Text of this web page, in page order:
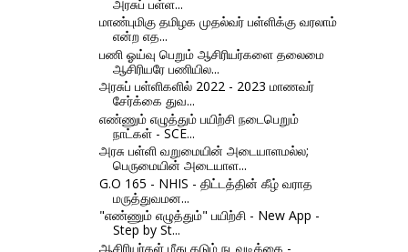
அரசுப் பள்ள...
மாண்புமிகு தமிழக முதல்வர் பள்ளிக்கு வரலாம்
என்ற எத...
பணி ஓய்வு பெறும் ஆசிரியர்களை தலைமை
ஆசிரியரே பணியில...
அரசுப் பள்ளிகளில் 2022 - 2023 மாணவர்
சேர்க்கை துவ...
எண்ணும் எழுத்தும் பயிற்சி நடைபெறும்
நாட்கள் - SCE...
அரசு பள்ளி வறுமையின் அடையாளமல்ல;
பெருமையின் அடையாள...
G.O 165 - NHIS - திட்டத்தின் கீழ் வராத
மருத்துவமன...
"எண்ணும் எழுத்தும்" பயிற்சி - New App -
Step by St...
ஆசிரியர்கள் மீது கடும் நடவடிக்கை -